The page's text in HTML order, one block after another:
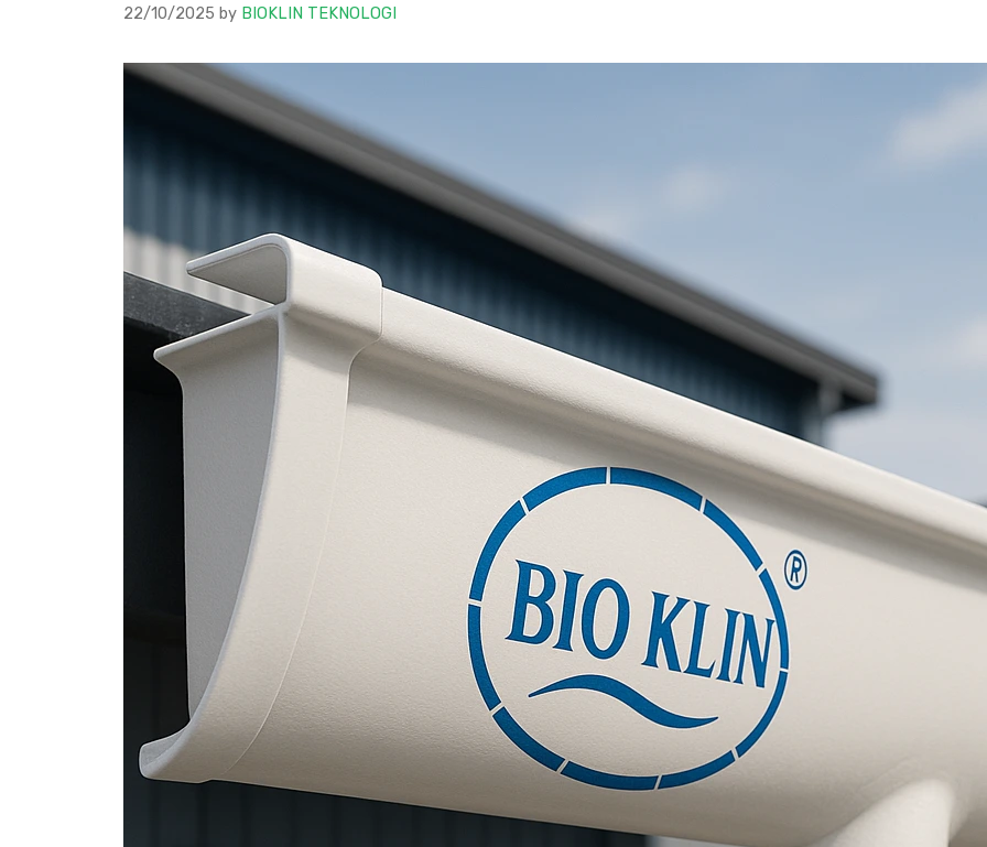
22/10/2025 by BIOKLIN TEKNOLOGI